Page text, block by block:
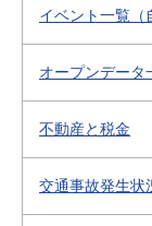
イベント一覧（
オープンデータ
不動産と税金
交通事故発生状